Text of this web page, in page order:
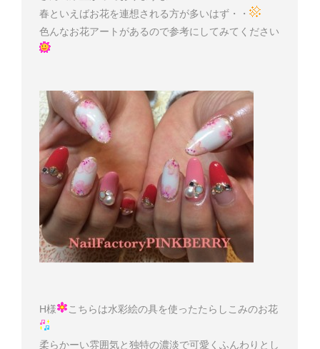
春といえばお花を連想される方が多いはず・・
色んなお花アートがあるので参考にしてみてください
H様 こちらは水彩絵の具を使ったたらしこみのお花
柔らかーい雰囲気と独特の濃淡で可愛くふんわりとし